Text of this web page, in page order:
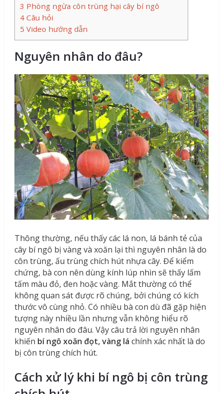
3 Phòng ngừa côn trùng hại cây bí ngô
4Câu hỏi
5 Video hướng dẫn
Nguyên nhân do đâu?
Thông thường, nếu thấy các lá non, lá bánh tẻ của
cây bí ngô bị vàng và xoăn lại thì nguyên nhân là do
côn trùng, ấu trùng chích hút nhựa cây. Để kiểm
chứng, bà con nên dùng kính lúp nhìn sẽ thấy lấm
tấm màu đỏ, đen hoặc vàng. Mắt thường có thể
không quan sát được rõ chúng, bởi chúng có kích
thước vô cùng nhỏ. Có nhiều bà con dù đã gặp hiện
tượng này nhiều lần nhưng vẫn không hiểu rõ
nguyên nhân do đâu. Vậy câu trả lời nguyên nhân
khiến bí ngô xoăn đọt, vàng lá chính xác nhất là do
bị côn trùng chích hút.
Cách xử lý khi bí ngô bị côn trùng